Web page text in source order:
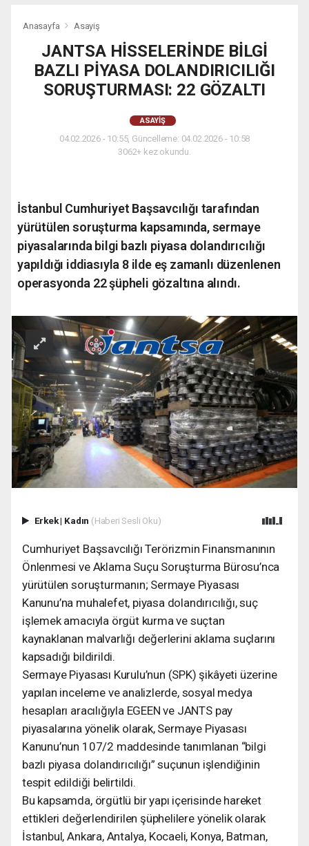
Anasayfa Asayiş
JANTSA HİSSELERİNDE BİLGİ
BAZLI PİYASA DOLANDIRICILIĞI
SORUŞTURMASI: 22 GÖZALTI
ASAYIŞ
04.02.2026 - 10:55, Güncelleme: 04.02.2026 - 10:58
3062+ kez okundu.
İstanbul Cumhuriyet Başsavcılığı tarafından
yürütülen soruşturma kapsamında, sermaye
piyasalarında bilgi bazlı piyasa dolandırıcılığı
yapıldığı iddiasıyla 8 ilde eş zamanlı düzenlenen
operasyonda 22 şüpheli gözaltına alındı.
Erkek| Kadın (Haberi Sesli Oku)
Cumhuriyet Başsavcılığı Terörizmin Finansmanının
Önlenmesi ve Aklama Suçu Soruşturma Bürosu’nca
yürütülen soruşturmanın; Sermaye Piyasası
Kanunu’na muhalefet, piyasa dolandırıcılığı, suç
işlemek amacıyla örgüt kurma ve suçtan
kaynaklanan malvarlığı değerlerini aklama suçlarını
kapsadığı bildirildi.
Sermaye Piyasası Kurulu’nun (SPK) şikâyeti üzerine
yapılan inceleme ve analizlerde, sosyal medya
hesapları aracılığıyla EGEEN ve JANTS pay
piyasalarına yönelik olarak, Sermaye Piyasası
Kanunu’nun 107/2 maddesinde tanımlanan “bilgi
bazlı piyasa dolandırıcılığı” suçunun işlendiğinin
tespit edildiği belirtildi.
Bu kapsamda, örgütlü bir yapı içerisinde hareket
ettikleri değerlendirilen şüphelilere yönelik olarak
İstanbul, Ankara, Antalya, Kocaeli, Konya, Batman,